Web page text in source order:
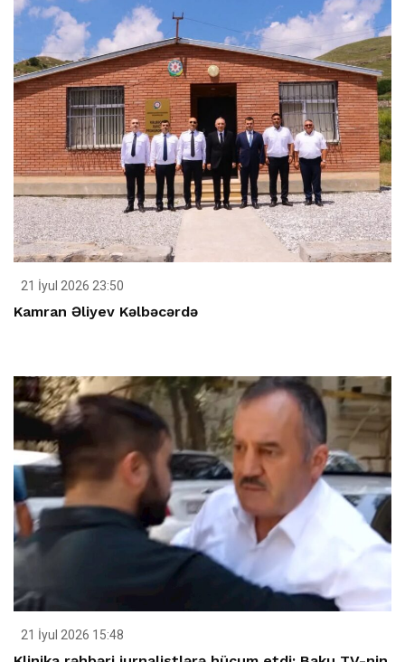
21 İyul 2026 23:50
Kamran Əliyev Kəlbəcərdə
21 İyul 2026 15:48